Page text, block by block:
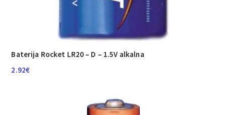
Baterija Rocket LR20 – D – 1.5V alkalna
2.92€